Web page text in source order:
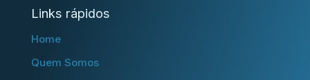
Links rápidos
Home
Quem Somos